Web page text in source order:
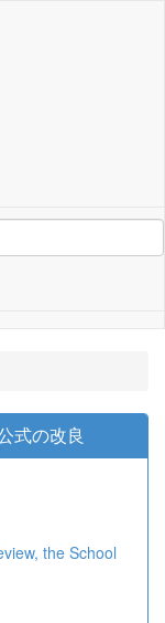
式の改良
the School